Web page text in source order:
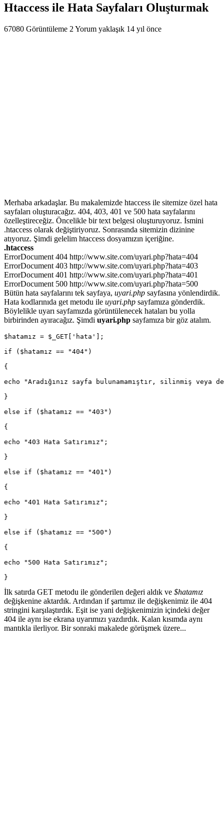
Htaccess ile Hata Sayfaları Oluşturmak
67080 Görüntüleme 2 Yorum yaklaşık 14 yıl önce
Merhaba arkadaşlar. Bu makalemizde htaccess ile sitemize özel hata
sayfaları oluşturacağız. 404, 403, 401 ve 500 hata sayfalarını
özelleştireceğiz. Öncelikle bir text belgesi oluşturuyoruz. İsmini
.htaccess olarak değiştiriyoruz. Sonrasında sitemizin dizinine
atıyoruz. Şimdi gelelim htaccess dosyamızın içeriğine.
.htaccess
ErrorDocument 404 http://www.site.com/uyari.php?hata=404
ErrorDocument 403 http://www.site.com/uyari.php?hata=403
ErrorDocument 401 http://www.site.com/uyari.php?hata=401
ErrorDocument 500 http://www.site.com/uyari.php?hata=500
Bütün hata sayfalarını tek sayfaya, uyari.php sayfasına yönlendirdik.
Hata kodlarınıda get metodu ile uyari.php sayfamıza gönderdik.
Böylelikle uyarı sayfamızda görüntülenecek hataları bu yolla
birbirinden ayıracağız. Şimdi uyari.php sayfamıza bir göz atalım.
$hatamız = $_GET['hata'];
if ($hatamız == "404")
{
echo "Aradığınız sayfa bulunamamıştır, silinmiş
}
else if ($hatamız == "403")
{
echo "403 Hata Satırımız";
}
else if ($hatamız == "401")
{
echo "401 Hata Satırımız";
}
else if ($hatamız == "500")
{
echo "500 Hata Satırımız";
}
İlk satırda GET metodu ile gönderilen değeri aldık ve $hatamız
değişkenine aktardık. Ardından if şartımız ile değişkenimiz ile 404
stringini karşılaştırdık. Eşit ise yani değişkenimizin içindeki değer
404 ile aynı ise ekrana uyarımızı yazdırdık. Kalan kısımda aynı
mantıkla ilerliyor. Bir sonraki makalede görüşmek üzere...